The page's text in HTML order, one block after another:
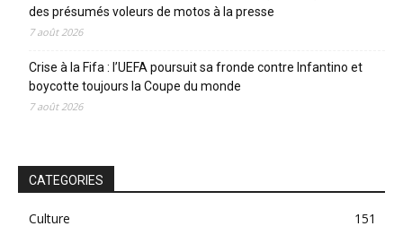
des présumés voleurs de motos à la presse
7 août 2026
Crise à la Fifa : l’UEFA poursuit sa fronde contre Infantino et
boycotte toujours la Coupe du monde
7 août 2026
CATEGORIES
Culture
151